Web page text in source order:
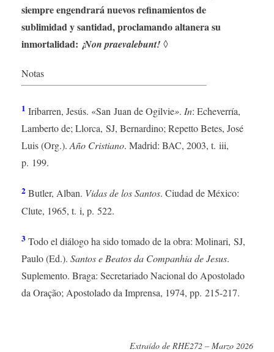
siempre engendrará nuevos refinamientos de
sublimidad y santidad, proclamando altanera su
inmortalidad: ¡Non praevalebunt!◊
Notas
1 Iribarren, Jesús. «San Juan de Ogilvie». In: Echeverría,
Lamberto de; Llorca, SJ, Bernardino; Repetto Betes, José
Luis (Org.).Año Cristiano. Madrid: BAC, 2003, t. iii,
p. 199.
2Butler, Alban. Vidas de los Santos. Ciudad de México:
Clute, 1965, t. i, p. 522.
3Todo el diálogo ha sido tomado de la obra: Molinari, SJ,
Paulo (Ed.). Santos e Beatos da Companhia de Jesus.
Suplemento. Braga: Secretariado Nacional do Apostolado
da Oração; Apostolado da Imprensa, 1974, pp. 215-217.
Extraído de RHE272 – Marzo 2026